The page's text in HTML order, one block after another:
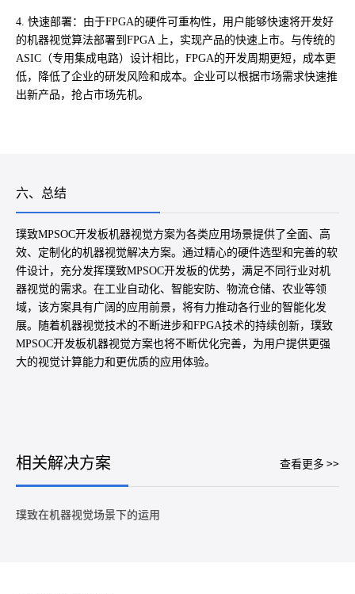
4. 快速部署：由于FPGA的硬件可重构性，用户能够快速将开发好
的机器视觉算法部署到FPGA 上，实现产品的快速上市。与传统的
ASIC（专用集成电路）设计相比，FPGA的开发周期更短，成本更
低，降低了企业的研发风险和成本。企业可以根据市场需求快速推
出新产品，抢占市场先机。
六、总结
璞致MPSOC开发板机器视觉方案为各类应用场景提供了全面、高
效、定制化的机器视觉解决方案。通过精心的硬件选型和完善的软
件设计，充分发挥璞致MPSOC开发板的优势，满足不同行业对机
器视觉的需求。在工业自动化、智能安防、物流仓储、农业等领
域，该方案具有广阔的应用前景，将有力推动各行业的智能化发
展。随着机器视觉技术的不断进步和FPGA技术的持续创新，璞致
MPSOC开发板机器视觉方案也将不断优化完善，为用户提供更强
大的视觉计算能力和更优质的应用体验。
相关解决方案 查看更多 >>
璞致在机器视觉场景下的运用